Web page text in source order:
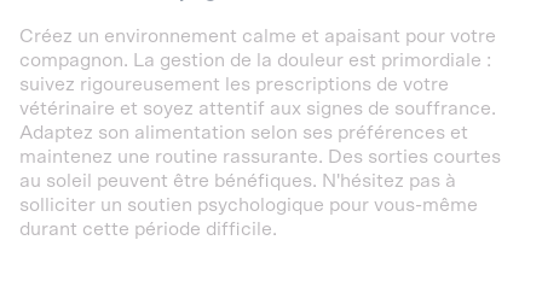
Créez un environnement calme et apaisant pour votre
compagnon. La gestion de la douleur est primordiale :
suivez rigoureusement les prescriptions de votre
vétérinaire et soyez attentif aux signes de souffrance.
Adaptez son alimentation selon ses préférences et
maintenez une routine rassurante. Des sorties courtes
au soleil peuvent être bénéfiques. N'hésitez pas à
solliciter un soutien psychologique pour vous-même
durant cette période difficile.